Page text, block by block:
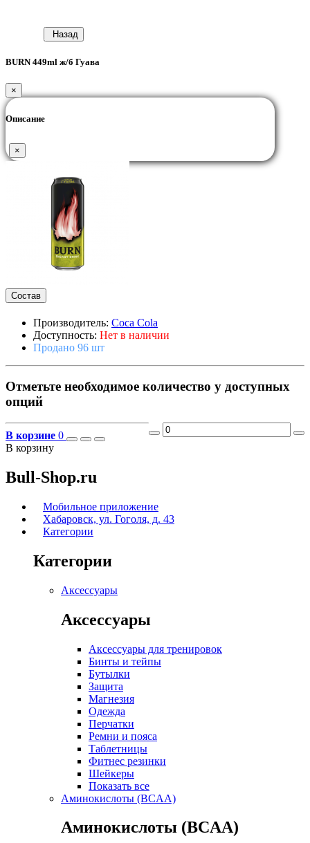
Назад
BURN 449ml ж/б Гуава
×
Описание
×
Состав
Производитель: Coca Cola
Доступность: Нет в наличии
Продано 96 шт
Отметьте необходимое количество у доступных
опций
В корзине 0
В корзину
Bull-Shop.ru
Мобильное приложение
Хабаровск, ул. Гоголя, д. 43
Категории
Категории
Аксессуары
Аксессуары
Аксессуары для тренировок
Бинты и тейпы
Бутылки
Защита
Магнезия
Одежда
Перчатки
Ремни и пояса
Таблетницы
Фитнес резинки
Шейкеры
Показать все
Аминокислоты (BCAA)
Аминокислоты (BCAA)